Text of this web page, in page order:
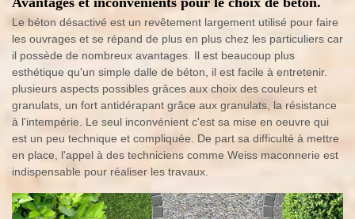
Le béton désactivé est un revêtement largement utilisé pour faire
les ouvrages et se répand de plus en plus chez les particuliers car
il possède de nombreux avantages. Il est beaucoup plus
esthétique qu'un simple dalle de béton, il est facile à entretenir.
plusieurs aspects possibles grâces aux choix des couleurs et
granulats, un fort antidérapant grâce aux granulats, la résistance
à l'intempérie. Le seul inconvénient c'est sa mise en oeuvre qui
est un peu technique et compliquée. De part sa difficulté à mettre
en place, l'appel à des techniciens comme Weiss maconnerie est
indispensable pour réaliser les travaux.